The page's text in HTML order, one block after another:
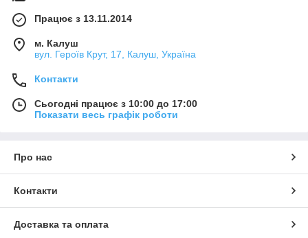
Працює з 13.11.2014
м. Калуш
вул. Героїв Крут, 17, Калуш, Україна
Контакти
Сьогодні працює з 10:00 до 17:00
Показати весь графік роботи
Про нас
Контакти
Доставка та оплата